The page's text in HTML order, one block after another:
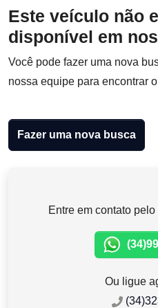
Este veículo não
disponível em
Você pode fazer uma nova
nossa equipe para encontrar
Fazer uma nova busca
Entre em contato
Ou ligue